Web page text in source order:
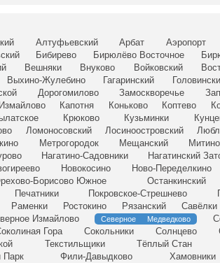
Алтуфьевский Арбат Аэропорт
Бибирево Бирюлёво Восточное
Вешняки Внуково Войковский
Выхино-Жулебино
Гагаринский
Дорогомилово Замоскворечье
Капотня Коньково Коптево
Крюково Кузьминки
Ломоносовский Лосиноостровский
Метрогородок Мещанский Митино
Нагатино-Садовники Нагатинский
Новокосино Ново-Переделкино
Борисово Южное
Останкинский
Печатники
Покровское-Стрешнево
Раменки
Ростокино Рязанский Савёлки
Измайлово
Северное Медведково
Гора
Сокольники Солнцево
Текстильщики Тёплый Стан
Парк
Фили-Давыдково Хамовники